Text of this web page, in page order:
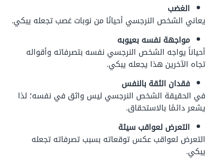
الغضب
يعاني الشخص النرجسي أحيانًا من نوبات غصب تجعله يبكي.
مواجهة نفسه بعيوبه
أحياناً يواجه الشخص النرجسي نفسه بتصرفاته وأقواله
تجاه الآخرين هذا يجعله يبكي.
فقدان الثقة بالنفس
في الحقيقة الشخص النرجسي ليس واثق في نفسه؛ لذا
يشعر دائمًا بالاستحقاق.
التعرض لعواقب سيئة
التعرض لعواقب عكس توقعاته بسبب تصرفاته تجعله
يبكي.